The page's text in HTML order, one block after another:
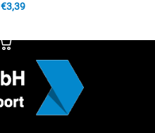
€3,39